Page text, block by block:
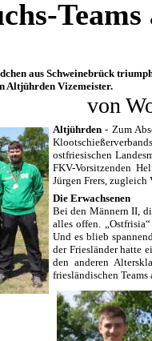
aus Schweinebrück
Altjührden Vizemeister.
von
Altjührden - Zum
ostfriesischen
FKV-Vorsitzenden
Jürgen Frers, zugleich
Die Erwachsenen
Bei den Männern II,
alles offen.
Und es blieb
der Friesländer hatte
den anderen
friesländischen